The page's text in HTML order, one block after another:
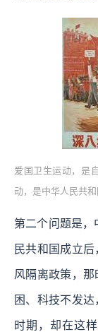
爱国卫生运动，是
动，是中华人民共和
第二个问题是，
民共和国成立
风隔离政策，
困、科技不发
时期，却在这